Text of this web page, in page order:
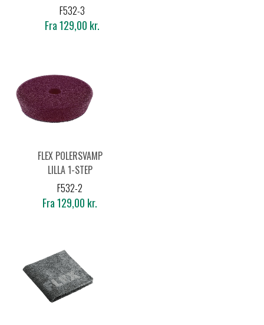
F532-3
Fra 129,00 kr.
FLEX POLERSVAMP
LILLA 1-STEP
F532-2
Fra 129,00 kr.